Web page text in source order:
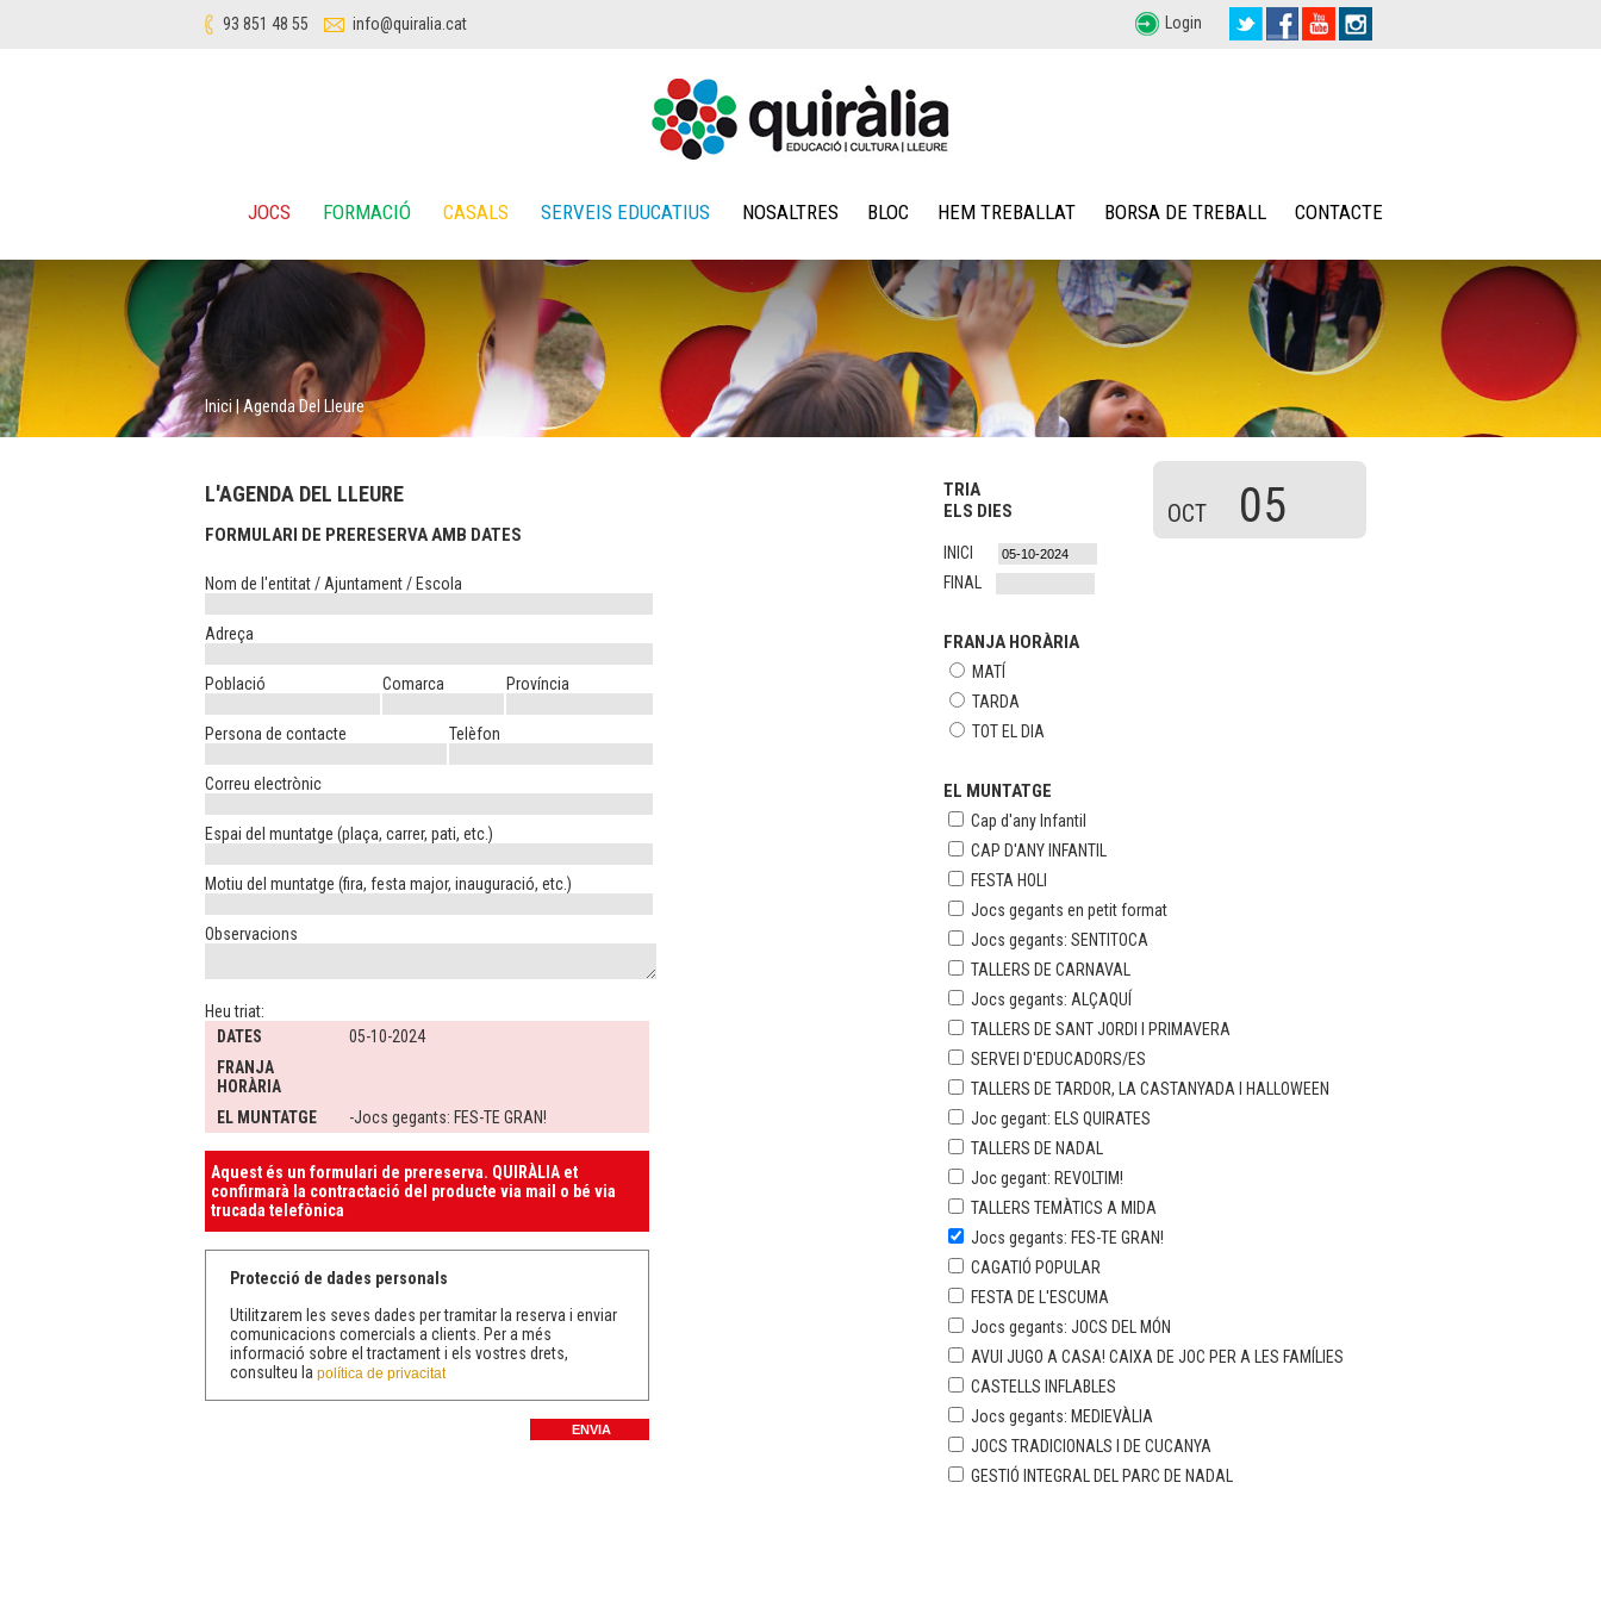
93 851 48 55 info@quiralia.cat Login
JOCS FORMACIÓ CASALS SERVEIS EDUCATIUS NOSALTRES BLOC HEM TREBALLAT BORSA DE TREBALL CONTACTE
Inici|Agenda Del Lleure
L'AGENDA DEL LLEURE
FORMULARI DE PRERESERVA AMB DATES
Nom de l'entitat / Ajuntament / Escola
Adreça
Població Comarca Província
Persona de contacte Telèfon
Correu electrònic
Espai del muntatge (plaça, carrer, pati, etc.)
Motiu del muntatge (fira, festa major, inauguració, etc.)
Observacions
Heu triat:
DATES
05-10-2024
FRANJA
HORÀRIA
EL MUNTATGE
-Jocs gegants: FES-TE GRAN!
Aquest és un formulari de prereserva. QUIRÀLIA et
confirmarà la contractació del producte via mail o bé via
trucada telefònica
Protecció de dades personals
Utilitzarem les seves dades per tramitar la reserva i enviar
comunicacions comercials a clients. Per a més
informació sobre el tractament i els vostres drets,
consulteu la política de privacitat
TRIA
ELS DIES
OCT 05
INICI
FINAL
FRANJA HORÀRIA
MATÍ
TARDA
TOT EL DIA
EL MUNTATGE
Cap d'any Infantil
CAP D'ANY INFANTIL
FESTA HOLI
Jocs gegants en petit format
Jocs gegants: SENTITOCA
TALLERS DE CARNAVAL
Jocs gegants: ALÇAQUÍ
TALLERS DE SANT JORDI I PRIMAVERA
SERVEI D'EDUCADORS/ES
TALLERS DE TARDOR, LA CASTANYADA I HALLOWEEN
Joc gegant: ELS QUIRATES
TALLERS DE NADAL
Joc gegant: REVOLTIM!
TALLERS TEMÀTICS A MIDA
Jocs gegants: FES-TE GRAN!
CAGATIÓ POPULAR
FESTA DE L'ESCUMA
Jocs gegants: JOCS DEL MÓN
AVUI JUGO A CASA! CAIXA DE JOC PER A LES FAMÍLIES
CASTELLS INFLABLES
Jocs gegants: MEDIEVÀLIA
JOCS TRADICIONALS I DE CUCANYA
GESTIÓ INTEGRAL DEL PARC DE NADAL